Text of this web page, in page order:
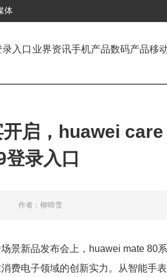
体
入口 业界资讯手机产品数码产品移
启，huawei
录入口
作者：柳晴雪
景新品发布会上，huawei mate 80
费电子领域的创新实力。从智能手